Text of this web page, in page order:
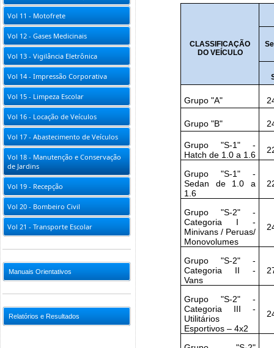
Vol 11 - Motofrete
Vol 12 - Gases Medicinais
Vol 13 - Vigilância Eletrônica
Vol 14 - Impressão Corporativa
Vol 15 - Limpeza Escolar
Vol 16 - Locação de Veículos
Vol 17 - Abastecimento de Veículos
Vol 18 - Manutenção e Conservação
de Jardins
Vol 19 - Recepção
Vol 20 - Bombeiro Civil
Vol 21 - Transporte Escolar
Manuais Orientativos
Relatórios e Resultados
CLASSIFICAÇÃO
DO VEÍCULO
Grupo "A"
Grupo "B"
Grupo "S-1" -
Hatch de 1.0 a 1.6
Grupo "S-1" -
Sedan de 1.0 a
1.6
Grupo "S-2" -
Categoria I -
Minivans / Peruas/
Monovolumes
Grupo "S-2" -
Categoria II -
Vans
Grupo "S-2" -
Categoria III -
Utilitários
Esportivos – 4x2